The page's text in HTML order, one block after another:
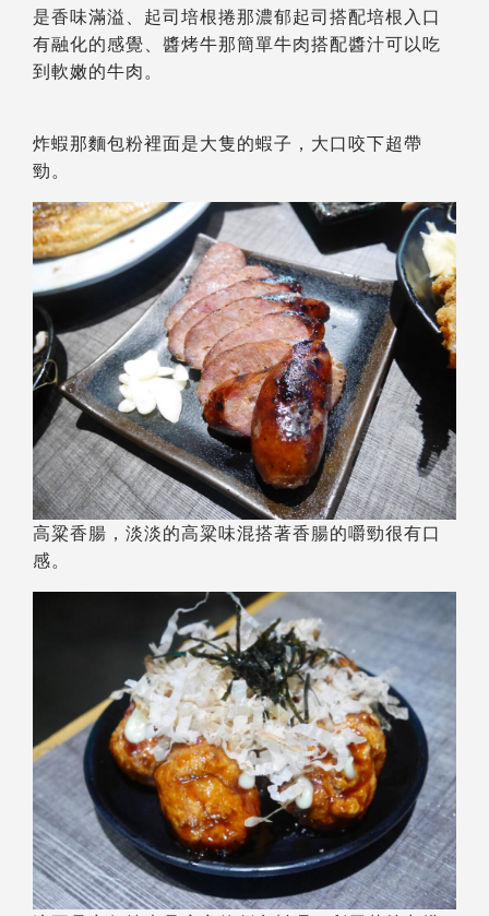
是香味滿溢、起司培根捲那濃郁起司搭配培根入口
有融化的感覺、醬烤牛那簡單牛肉搭配醬汁可以吃
到軟嫩的牛肉。
炸蝦那麵包粉裡面是大隻的蝦子，大口咬下超帶
勁。
高粱香腸，淡淡的高粱味混搭著香腸的嚼勁很有口
感。